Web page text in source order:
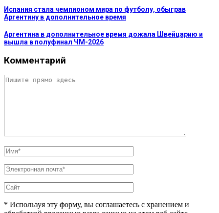
Испания стала чемпионом мира по футболу, обыграв
Аргентину в дополнительное время
Аргентина в дополнительное время дожала Швейцарию и
вышла в полуфинал ЧМ-2026
Комментарий
* Используя эту форму, вы соглашаетесь с хранением и